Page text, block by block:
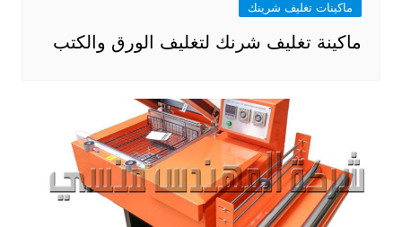
ماكينات تغليف شرينك
ماكينة تغليف شرنك لتغليف الورق والكتب